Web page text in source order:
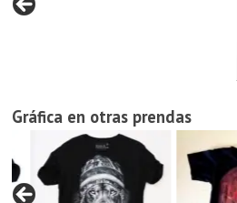
Gráfica en otras prendas